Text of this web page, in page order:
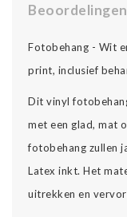
Beoordelingen
Fotobehang - Wit
print, inclusief
Dit vinyl
met een glad, mat
fotobehang zullen
Latex inkt. Het
uitrekken en